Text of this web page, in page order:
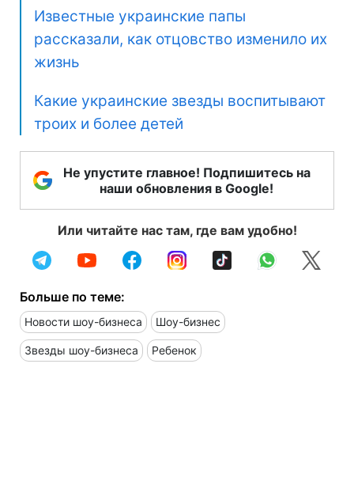
Известные украинские папы
рассказали, как отцовство изменило их
жизнь
Какие украинские звезды воспитывают
троих и более детей
Не упустите главное! Подпишитесь на
наши обновления в Google!
Или читайте нас там, где вам удобно!
Больше по теме:
Новости шоу-бизнеса Шоу-бизнес
Звезды шоу-бизнеса Ребенок